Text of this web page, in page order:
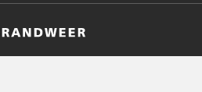
Brandweer